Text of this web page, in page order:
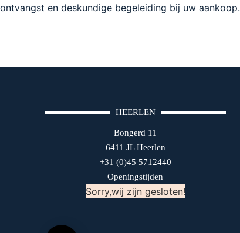
ontvangst en deskundige begeleiding bij uw aankoop.
HEERLEN
Bongerd 11
6411 JL Heerlen
+31 (0)45 5712440
Openingstijden
Sorry,wij zijn gesloten!